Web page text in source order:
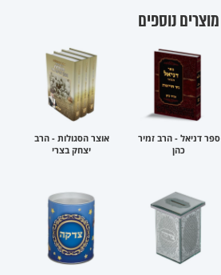
מוצרים נוספים
ספר דניאל - הרב זמיר
כהן
אוצר הסגולות - הרב
יצחק בצרי